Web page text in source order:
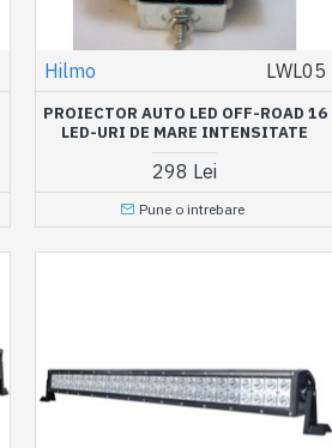
Hilmo LWL05
PROIECTOR AUTO LED OFF-ROAD 16
LED-URI DE MARE INTENSITATE
298 Lei
Pune o intrebare